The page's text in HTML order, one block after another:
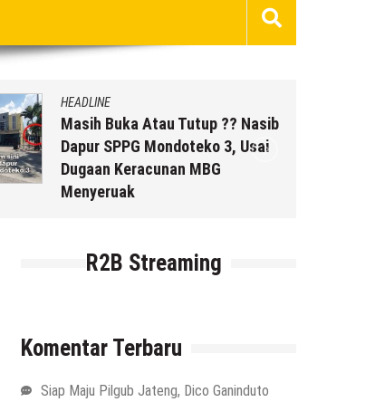
HEADLINE
Masih Buka Atau Tutup ?? Nasib
Dapur SPPG Mondoteko 3, Usai
Dugaan Keracunan MBG
Menyeruak
R2B Streaming
Komentar Terbaru
Siap Maju Pilgub Jateng, Dico Ganinduto